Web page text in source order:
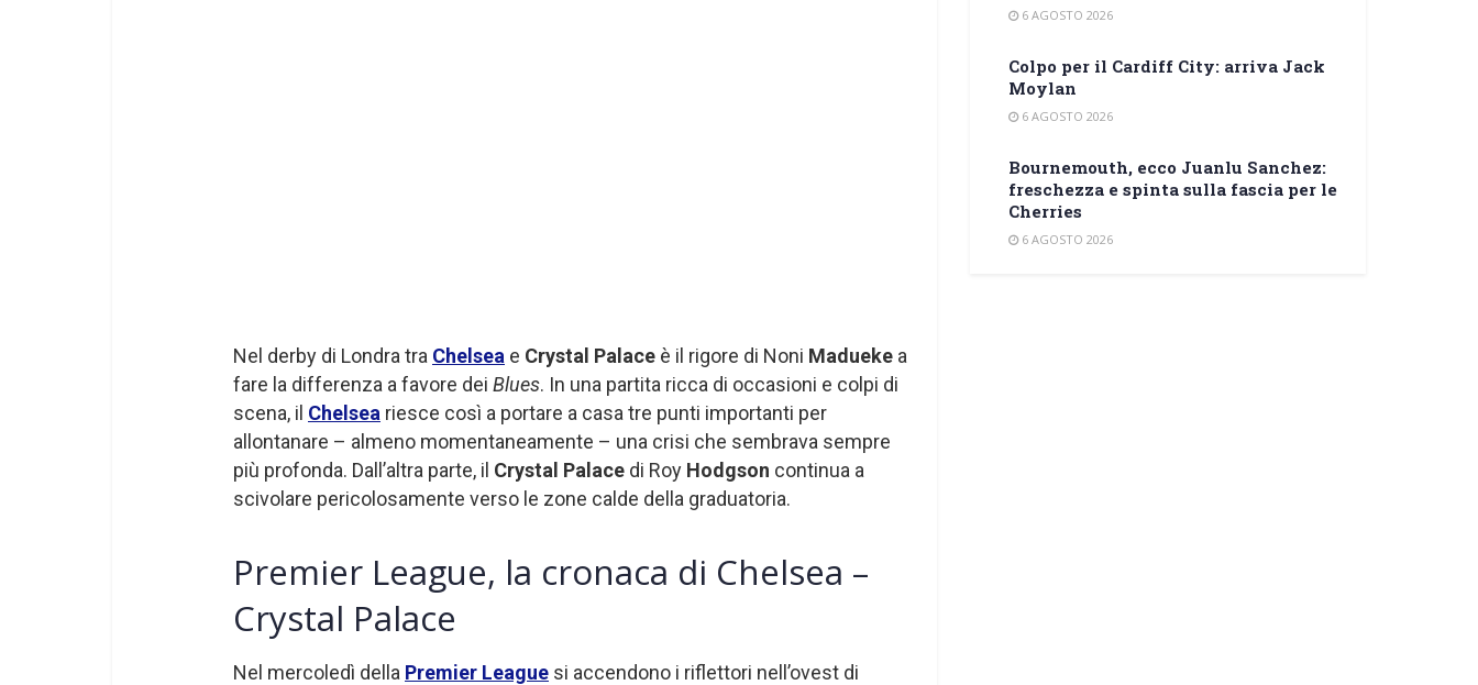
Nel derby di Londra tra Chelsea e Crystal Palace è il rigore di Noni Madueke a
fare la differenza a favore dei Blues. In una partita ricca di occasioni e colpi di
scena, il Chelsea riesce così a portare a casa tre punti importanti per
allontanare – almeno momentaneamente – una crisi che sembrava sempre
più profonda. Dall’altra parte, il Crystal Palace di Roy Hodgson continua a
scivolare pericolosamente verso le zone calde della graduatoria.
Premier League, la cronaca di Chelsea –
Crystal Palace
Nel mercoledì della Premier League si accendono i riflettori nell’ovest di
6 AGOSTO 2026
Colpo per il Cardiff City: arriva Jack
Moylan
6 AGOSTO 2026
Bournemouth, ecco Juanlu Sanchez:
freschezza e spinta sulla fascia per le
Cherries
6 AGOSTO 2026